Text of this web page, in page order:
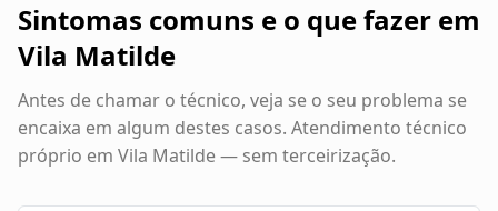
Sintomas comuns e o que fazer em
Vila Matilde
Antes de chamar o técnico, veja se o seu problema se
encaixa em algum destes casos. Atendimento técnico
próprio em Vila Matilde— sem terceirização.